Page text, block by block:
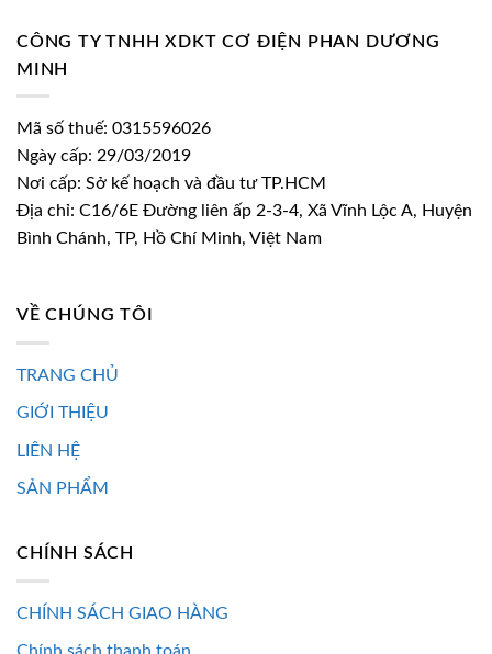
CÔNG TY TNHH XDKT CƠ ĐIỆN PHAN DƯƠNG
MINH
Mã số thuế: 0315596026
Ngày cấp: 29/03/2019
Nơi cấp: Sở kế hoạch và đầu tư TP.HCM
Địa chỉ: C16/6E Đường liên ấp 2-3-4, Xã Vĩnh Lộc A, Huyện
Bình Chánh, TP, Hồ Chí Minh, Việt Nam
VỀ CHÚNG TÔI
TRANG CHỦ
GIỚI THIỆU
LIÊN HỆ
SẢN PHẨM
CHÍNH SÁCH
CHÍNH SÁCH GIAO HÀNG